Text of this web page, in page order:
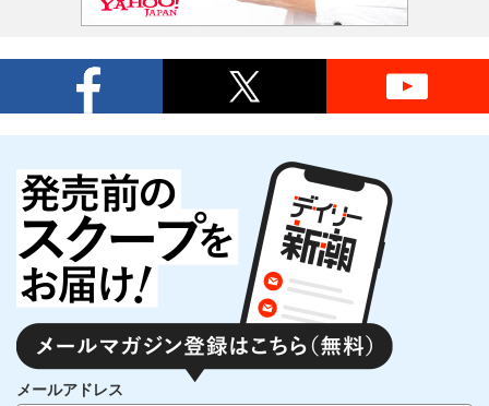
メールアドレス